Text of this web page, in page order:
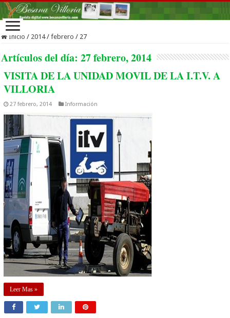
Inicio / 2014 / febrero / 27
Artículos del día:27 febrero, 2014
VISITA DE LA UNIDAD MOVIL DE LA I.T.V. A
VILLORIA
27 febrero, 2014 Información
Leer Mas »